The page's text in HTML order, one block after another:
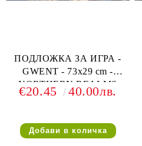
ПОДЛОЖКА ЗА ИГРА -
GWENT - 73х29 cm -
NORTHERN REALMS
FACTION PLAYMAT (ЗА
€20.45 40.00лв.